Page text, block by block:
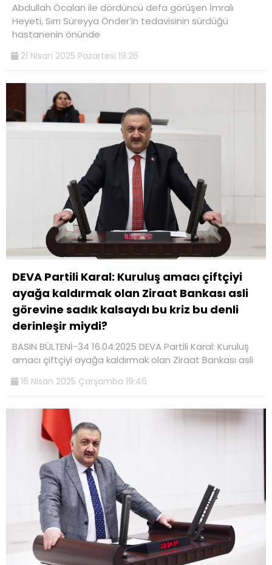
Abdullah Öcalan ile dördüncü defa görüşen İmralı
Heyeti, Sırrı Süreyya Önder’in tedavisinin sürdüğü
hastanenin önünde
21 Nisan 2025 Pazartesi 19:26
DEVA Partili Karal: Kuruluş amacı çiftçiyi
ayağa kaldırmak olan Ziraat Bankası asli
görevine sadık kalsaydı bu kriz bu denli
derinleşir miydi?
BASIN BÜLTENİ-34 16.04.2025 DEVA Partili Karal: Kuruluş
amacı çiftçiyi ayağa kaldırmak olan Ziraat Bankası asli
16 Nisan 2025 Çarşamba 19:46